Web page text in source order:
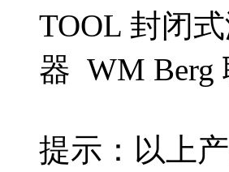
TOOL 封闭
器 WM Berg
提示：以上